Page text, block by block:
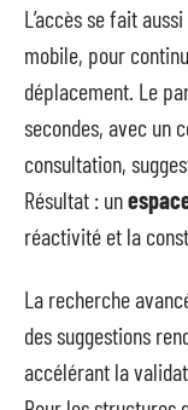
L’accès se fait
mobile, pour
déplacement. Le
secondes, avec un
consultation,
Résultat : un
réactivité et la
La recherche
des suggestions
accélérant la